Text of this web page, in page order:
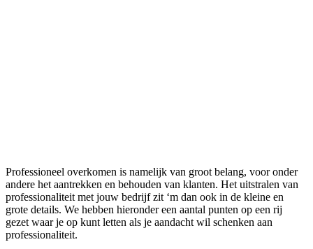
Professioneel overkomen is namelijk van groot belang, voor onder
andere het aantrekken en behouden van klanten. Het uitstralen van
professionaliteit met jouw bedrijf zit ‘m dan ook in de kleine en
grote details. We hebben hieronder een aantal punten op een rij
gezet waar je op kunt letten als je aandacht wil schenken aan
professionaliteit.